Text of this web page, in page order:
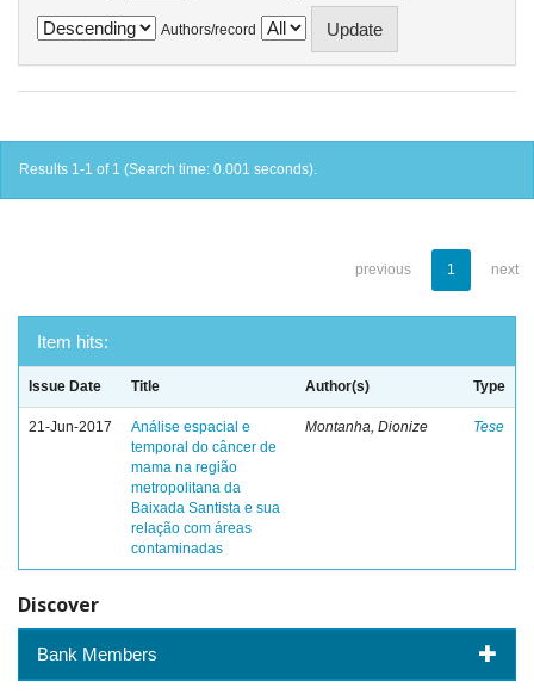
Authors/record
Results 1-1 of 1 (Search time: 0.001 seconds).
previous 1 next
Item hits:
Issue Date Title Author(s) Type
21-Jun-2017
Análise espacial e
temporal do câncer de
mama na região
metropolitana da
Baixada Santista e sua
relação com áreas
contaminadas
Montanha, Dionize Tese
Discover
Bank Members